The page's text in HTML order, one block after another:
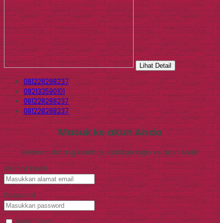
Lihat Detail
081228288237
082133590101
081228288237
081228288237
Masuk ke akun Anda
Selamat datang kembali, silahkan login ke akun Anda.
Alamat Email
Password